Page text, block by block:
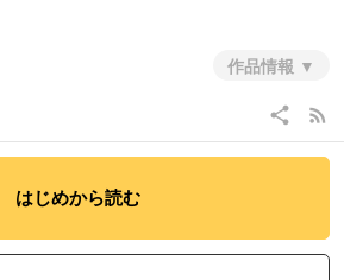
にサークル参加までしてしまう。
次々に迫
ンダは無事新刊を出し続けられるのか。 新
ャグ
作品情報
share rss_feed
はじめから読む